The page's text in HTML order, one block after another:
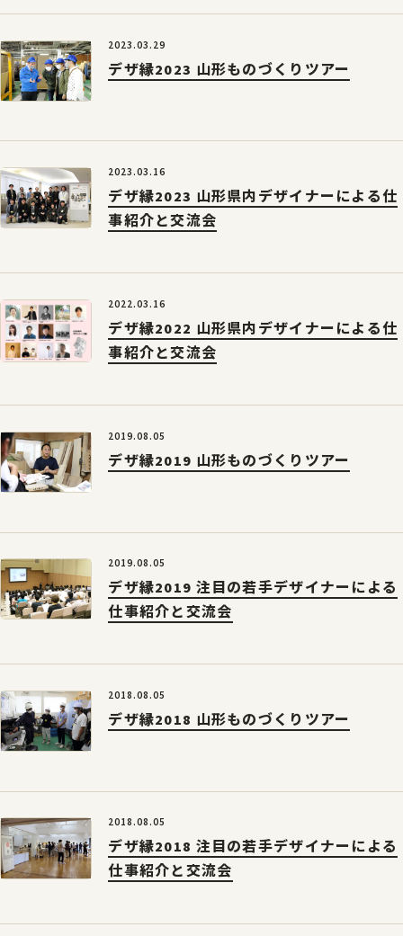
2023.03.29
デザ縁2023 山形ものづくりツアー
2023.03.16
デザ縁2023 山形県内デザイナーによる仕
事紹介と交流会
2022.03.16
デザ縁2022 山形県内デザイナーによる仕
事紹介と交流会
2019.08.05
デザ縁2019 山形ものづくりツアー
2019.08.05
デザ縁2019 注目の若手デザイナーによる
仕事紹介と交流会
2018.08.05
デザ縁2018 山形ものづくりツアー
2018.08.05
デザ縁2018 注目の若手デザイナーによる
仕事紹介と交流会